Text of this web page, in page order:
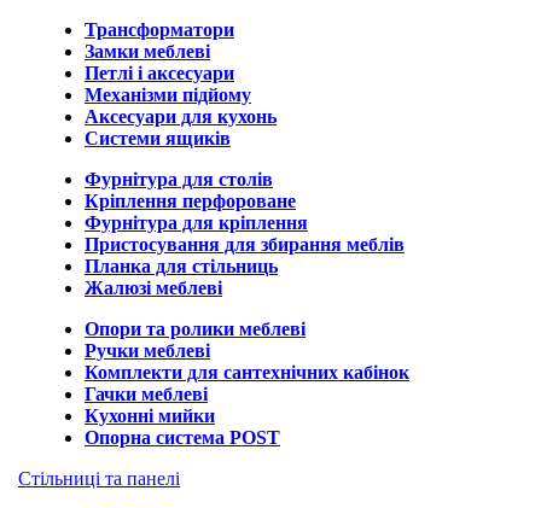
Трансформатори
Замки меблеві
Петлі і аксесуари
Механізми підйому
Аксесуари для кухонь
Системи ящиків
Фурнітура для столів
Кріплення перфороване
Фурнітура для кріплення
Пристосування для збирання меблів
Планка для стільниць
Жалюзі меблеві
Опори та ролики меблеві
Ручки меблеві
Комплекти для сантехнічних кабінок
Гачки меблеві
Кухонні мийки
Опорна система POST
Стільниці та панелі